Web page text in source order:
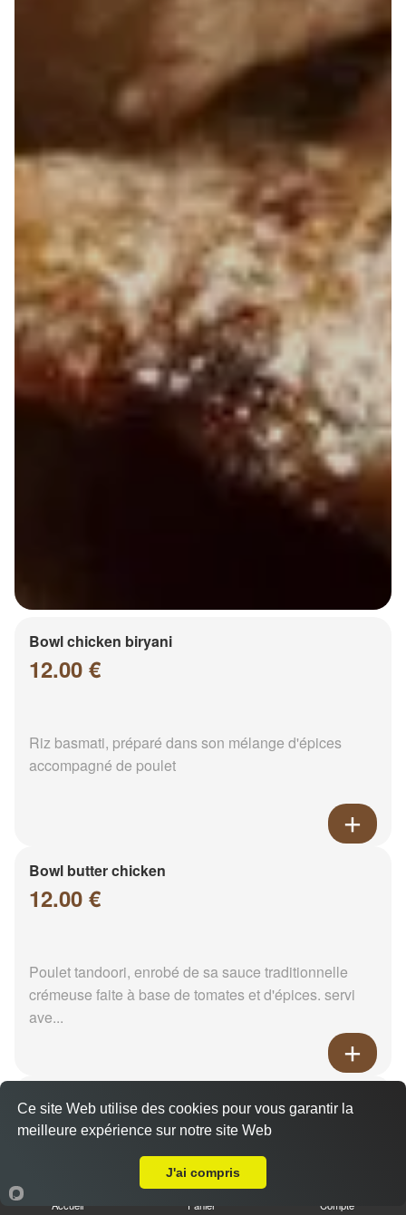
Bowl chicken biryani
12.00 €
Riz basmati, préparé dans son mélange d'épices
accompagné de poulet
Bowl butter chicken
12.00 €
Poulet tandoori, enrobé de sa sauce traditionnelle
crémeuse faite à base de tomates et d'épices. servi
ave...
Matter keema
12.00 €
Accueil Panier Compte
Ce site Web utilise des cookies pour vous garantir la
meilleure expérience sur notre site Web
J'ai compris